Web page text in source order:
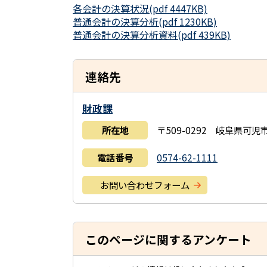
各会計の決算状況(pdf 4447KB)
普通会計の決算分析(pdf 1230KB)
普通会計の決算分析資料(pdf 439KB)
連絡先
財政課
所在地 〒509-0292 岐阜県可児
電話番号 0574-62-1111
お問い合わせフォーム
このページに関するアンケート